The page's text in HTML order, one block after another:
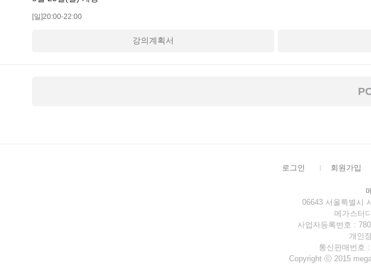
[일]20:00-22:00
강의계획서
로그인 회원가입
06643 서울특별시
메가스터
사업자등록번호 :
개인
통신판매번호
Copyright ⓒ 2015